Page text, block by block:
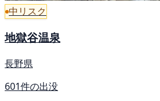
中リスク
地獄谷温泉
長野県
601件の出没